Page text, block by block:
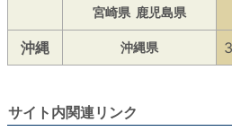
宮崎県 鹿児島県
沖縄 沖縄県
サイト内関連リンク